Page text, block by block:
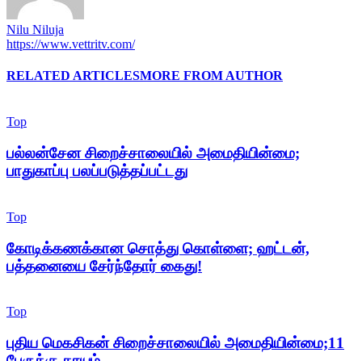
Nilu Niluja
https://www.vettritv.com/
RELATED ARTICLESMORE FROM AUTHOR
Top
பல்லன்சேன சிறைச்சாலையில் அமைதியின்மை;
பாதுகாப்பு பலப்படுத்தப்பட்டது
Top
கோடிக்கணக்கான சொத்து கொள்ளை; ஹட்டன்,
பத்தனையை சேர்ந்தோர் கைது!
Top
புதிய மெகசிகன் சிறைச்சாலையில் அமைதியின்மை;11